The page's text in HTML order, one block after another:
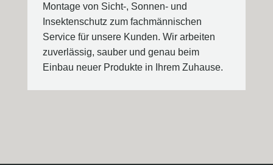
Montage von Sicht-, Sonnen- und
Insektenschutz zum fachmännischen
Service für unsere Kunden. Wir arbeiten
zuverlässig, sauber und genau beim
Einbau neuer Produkte in Ihrem Zuhause.